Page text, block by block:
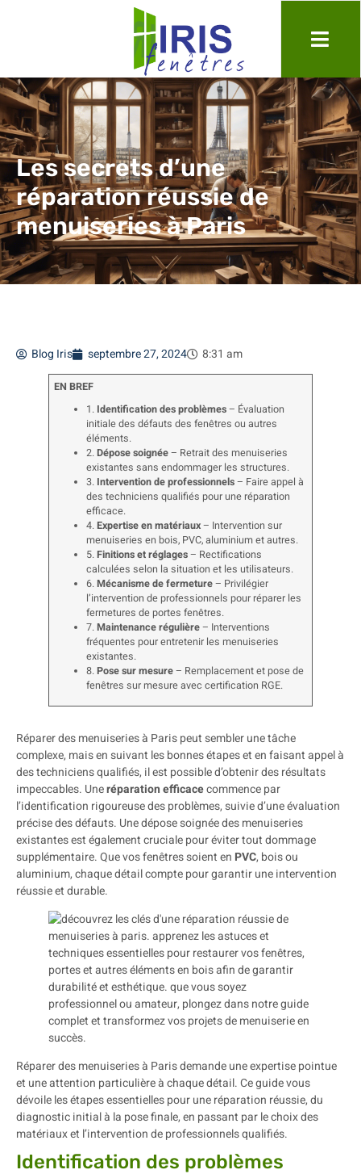
Les secrets d’une
réparation réussie de
menuiseries à Paris
Blog Iris septembre 27, 2024 8:31 am
EN BREF
1. Identification des problèmes– Évaluation
initiale des défauts des fenêtres ou autres
éléments.
2.Dépose soignée– Retrait des menuiseries
existantes sans endommager les structures.
3. Intervention de professionnels– Faire appel à
des techniciens qualifiés pour une réparation
efficace.
4.Expertise en matériaux– Intervention sur
menuiseries en bois, PVC, aluminium et autres.
5.Finitions et réglages– Rectifications
calculées selon la situation et les utilisateurs.
6.Mécanisme de fermeture– Privilégier
l’intervention de professionnels pour réparer les
fermetures de portes fenêtres.
7.Maintenance régulière– Interventions
fréquentes pour entretenir les menuiseries
existantes.
8.Pose sur mesure– Remplacement et pose de
fenêtres sur mesure avec certification RGE.
Réparer des menuiseries à Paris peut sembler une tâche
complexe, mais en suivant les bonnes étapes et en faisant appel à
des techniciens qualifiés, il est possible d’obtenir des résultats
impeccables. Uneréparation efficacecommence par
l’identification rigoureuse des problèmes, suivie d’une évaluation
précise des défauts. Une dépose soignée des menuiseries
existantes est également cruciale pour éviter tout dommage
supplémentaire. Que vos fenêtres soient en PVC, bois ou
aluminium, chaque détail compte pour garantir une intervention
réussie et durable.
Réparer des menuiseries à Paris demande une expertise pointue
et une attention particulière à chaque détail. Ce guide vous
dévoile les étapes essentielles pour une réparation réussie, du
diagnostic initial à la pose finale, en passant par le choix des
matériaux et l’intervention de professionnels qualifiés.
Identification des problèmes